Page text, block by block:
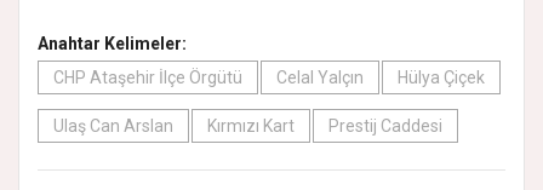
Anahtar Kelimeler:
CHP Ataşehir İlçe Örgütü
Celal Yalçın Hülya Çiçek
Ulaş Can Arslan Kırmızı Kart Prestij Caddesi